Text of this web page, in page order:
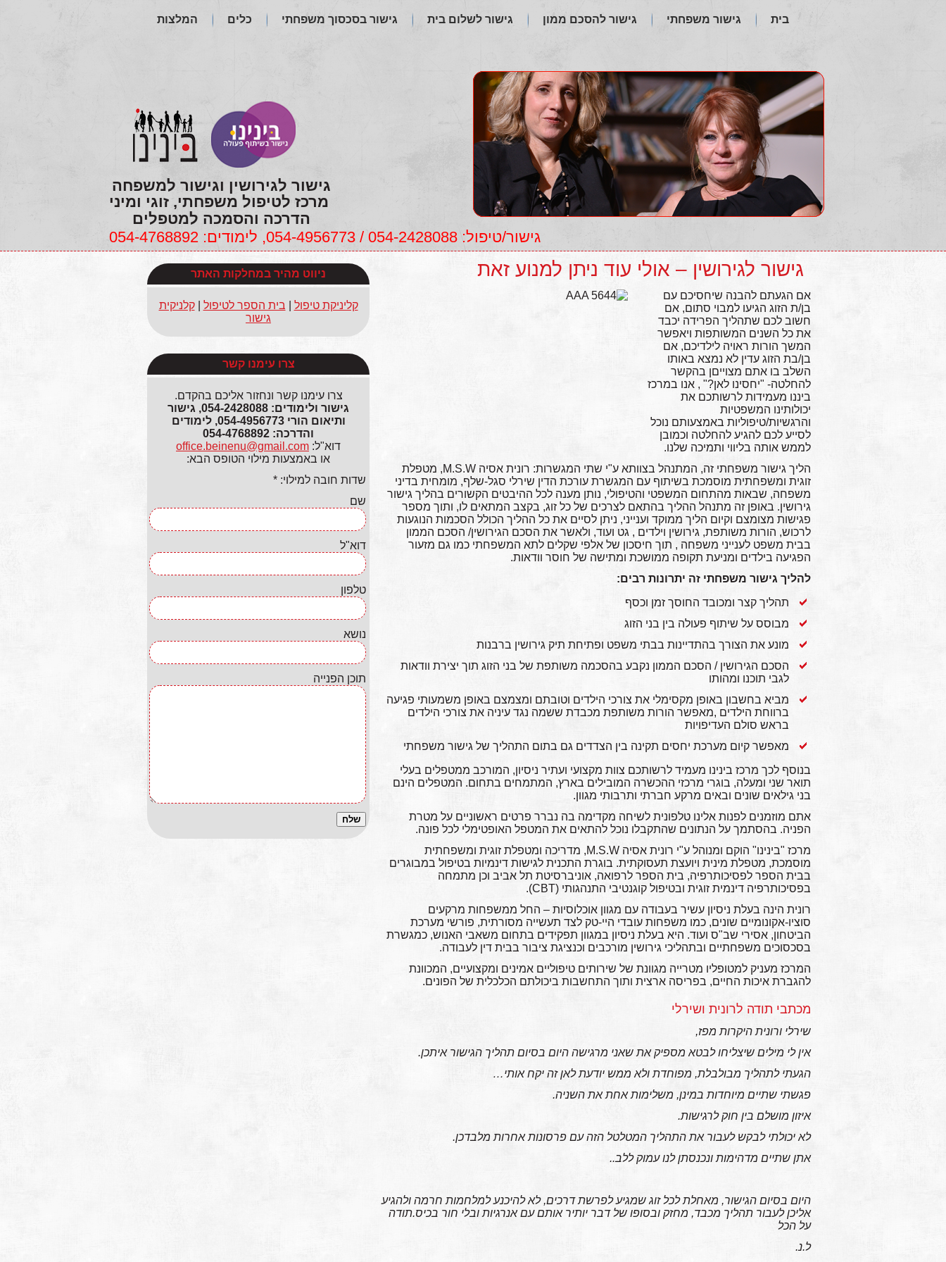
בית גישור משפחתי גישור להסכם ממון גישור לשלום בית גישור בסכסוך משפחתי כלים המלצות
גישור/טיפול: 054-2428088 / 054-4956773, לימודים: 054-4768892
הדרכה והסמכה למטפלים
גישור לגירושין וגישור למשפחה
מרכז לטיפול משפחתי, זוגי ומיני
גישור לגירושין – אולי עוד ניתן למנוע זאת
אם הגעתם להבנה שיחסיכם עם
בן/ת הזוג הגיעו למבוי סתום, אם
חשוב לכם שתהליך הפרידה יכבד
את כל השנים המשותפות ויאפשר
המשך הורות ראויה לילדיכם, אם
בן/בת הזוג עדין לא נמצא באותו
השלב בו אתם מצוייםן בהקשר
להחלטה- "יחסינו לאן?" , אנו במרכז
ביננו מעמידות לרשותכם את
יכולותינו המשפטיות
והרגשיות/טיפוליות באמצעותם נוכל
לסייע לכם להגיע להחלטה וכמובן
לממש אותה בליווי ותמיכה שלנו.
הליך גישור משפחתי זה, המתנהל בצוותא ע"י שתי המגשרות: רונית אסיה M.S.W, מטפלת
זוגית ומשפחתית מוסמכת בשיתוף עם המגשרת עורכת הדין שירלי סגל-שלף, מומחית בדיני
משפחה, שבאות מהתחום המשפטי והטיפולי, נותן מענה לכל ההיבטים הקשורים בהליך גישור
גירושין. באופן זה מתנהל ההליך בהתאם לצרכים של כל זוג, בקצב המתאים לו, ותוך מספר
פגישות מצומצם וקיום הליך ממוקד וענייני, ניתן לסיים את כל ההליך הכולל הסכמות הנוגעות
לרכוש, הורות משותפת, גירושין וילדים , גט ועוד, ולאשר את הסכם הגירושין/ הסכם הממון
בבית משפט לענייני משפחה , תוך חיסכון של אלפי שקלים לתא המשפחתי כמו גם מזעור
הפגיעה בילדים ומניעת תקופה ממושכת ומתישה של חוסר וודאות.
להליך גישור משפחתי זה יתרונות רבים:
תהליך קצר ומכובד החוסך זמן וכסף
מבוסס על שיתוף פעולה בין בני הזוג
מונע את הצורך בהתדיינות בבתי משפט ופתיחת תיק גירושין ברבנות
הסכם הגירושין / הסכם הממון נקבע בהסכמה משותפת של בני הזוג תוך יצירת וודאות
לגבי תוכנו ומהותו
מביא בחשבון באופן מקסימלי את צורכי הילדים וטובתם ומצמצם באופן משמעותי פגיעה
ברווחת הילדים ,מאפשר הורות משותפת מכבדת ששמה נגד עיניה את צורכי הילדים
בראש סולם העדיפויות
מאפשר קיום מערכת יחסים תקינה בין הצדדים גם בתום התהליך של גישור משפחתי
בנוסף לכך מרכז בינינו מעמיד לרשותכם צוות מקצועי ועתיר ניסיון, המורכב ממטפלים בעלי
תואר שני ומעלה, בוגרי מרכזי ההכשרה המובילים בארץ, המתמחים בתחום. המטפלים הינם
בני גילאים שונים ובאים מרקע חברתי ותרבותי מגוון.
אתם מוזמנים לפנות אלינו טלפונית לשיחה מקדימה בה נברר פרטים ראשוניים על מטרת
הפניה. בהסתמך על הנתונים שהתקבלו נוכל להתאים את המטפל האופטימלי לכל פונה.
מרכז "בינינו" הוקם ומנוהל ע"י רונית אסיה M.S.W, מדריכה ומטפלת זוגית ומשפחתית
מוסמכת, מטפלת מינית ויועצת תעסוקתית. בוגרת התכנית לגישות דינמיות בטיפול במבוגרים
בבית הספר לפסיכותרפיה, בית הספר לרפואה, אוניברסיטת תל אביב וכן מתמחה
בפסיכותרפיה דינמית זוגית ובטיפול קוגנטיבי התנהגותי (CBT).
רונית הינה בעלת ניסיון עשיר בעבודה עם מגוון אוכלוסיות – החל ממשפחות מרקעים
סוציו-אקונומיים שונים, כמו משפחות עובדי היי-טק לצד תעשייה מסורתית, פורשי מערכת
הביטחון, אסירי שב"ס ועוד. היא בעלת ניסיון במגוון תפקידים בתחום משאבי האנוש, כמגשרת
בסכסוכים משפחתיים ובתהליכי גירושין מורכבים וכנציגת ציבור בבית דין לעבודה.
המרכז מעניק למטופליו מטרייה מגוונת של שירותים טיפוליים אמינים ומקצועיים, המכוונת
להגברת איכות החיים, בפריסה ארצית ותוך התחשבות ביכולתם הכלכלית של הפונים.
מכתבי תודה לרונית ושירלי
שירלי ורונית היקרות מפז,
אין לי מילים שיצליחו לבטא מספיק את שאני מרגישה היום בסיום תהליך הגישור איתכן.
הגעתי לתהליך מבולבלת, מפוחדת ולא ממש יודעת לאן זה יקח אותי…
פגשתי שתיים מיוחדות במינן, משלימות אחת את השניה.
איזון מושלם בין חוק לרגישות.
לא יכולתי לבקש לעבור את התהליך המטלטל הזה עם פרסונות אחרות מלבדכן.
אתן שתיים מדהימות ונכנסתן לנו עמוק ללב..
היום בסיום הגישור, מאחלת לכל זוג שמגיע לפרשת דרכים, לא להיכנע למלחמות חרמה ולהגיע
אליכן לעבור תהליך מכבד, מחזק ובסופו של דבר יותיר אותם עם אנרגיות ובלי חור בכיס.תודה
על הכל
ל.נ.
ניווט מהיר במחלקות האתר
קליניקת טיפול בית הספר לטיפול |קלניקית
גישור
צרו עימנו קשר
צרו עימנו קשר ונחזור אליכם בהקדם.
גישור ולימודים: 054-2428088, גישור
ותיאום הורי 054-4956773, לימודים
והדרכה: 054-4768892
דוא"ל: office.beinenu@gmail.com
או באמצעות מילוי הטופס הבא:
שדות חובה למילוי: *
שם
דוא"ל
טלפון
נושא
תוכן הפנייה